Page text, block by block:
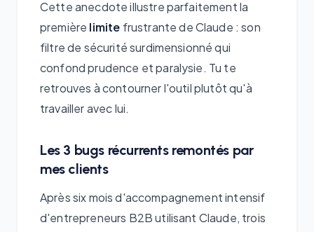
Cette anecdote illustre parfaitement la
première limite frustrante de Claude : son
filtre de sécurité surdimensionné qui
confond prudence et paralysie. Tu te
retrouves à contourner l'outil plutôt qu'à
travailler avec lui.
Les 3 bugs récurrents remontés par
mes clients
Après six mois d'accompagnement intensif
d'entrepreneurs B2B utilisant Claude, trois